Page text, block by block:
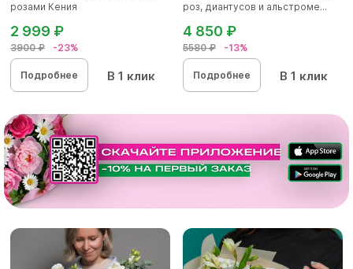
розами Кения
3900 ₽ -23%
2 999 ₽
Подробнее В 1 клик
роз, диантусов и альстроме...
5580 ₽ -13%
4 850 ₽
Подробнее В 1 клик